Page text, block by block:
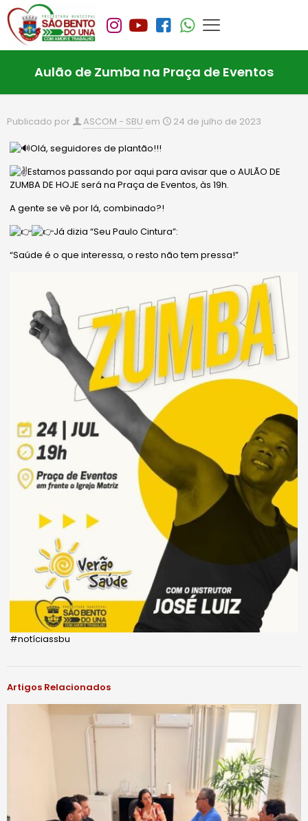
Aulão de Zumba na Praça de Eventos
Publicado por ASCOM - SBU em 24 de julho de 2023
Olá, seguidores de plantão!!!
Estamos passando por aqui para avisar que o AULÃO DE
ZUMBA DE HOJE será na Praça de Eventos, às 19h.
A gente se vê por lá, combinado?!
Já dizia “Seu Paulo Cintura”:
“Saúde é o que interessa, o resto não tem pressa!”
#notíciassbu
Artigos Relacionados